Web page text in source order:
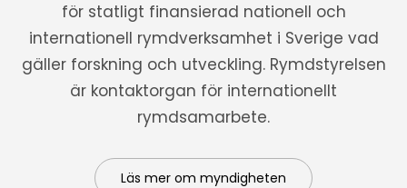
för statligt finansierad nationell och
internationell rymdverksamhet i Sverige vad
gäller forskning och utveckling. Rymdstyrelsen
är kontaktorgan för internationellt
rymdsamarbete.
Läs mer om myndigheten